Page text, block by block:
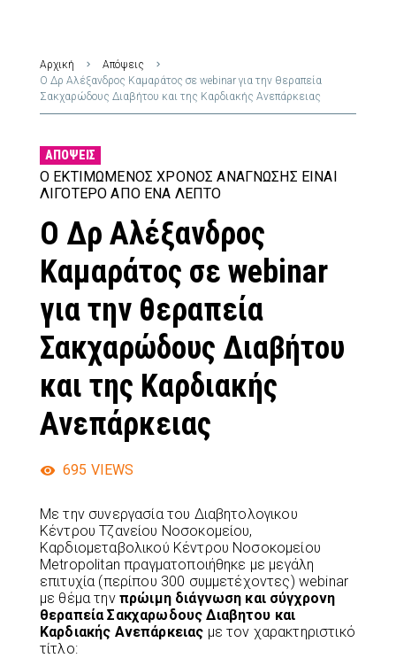
Αρχική
Απόψεις
Ο Δρ Αλέξανδρος Καμαράτος σε webinar για την θεραπεία
Σακχαρώδους Διαβήτου και της Καρδιακής Ανεπάρκειας
ΑΠΌΨΕΙΣ
Ο ΕΚΤΙΜΏΜΕΝΟΣ ΧΡΌΝΟΣ ΑΝΆΓΝΩΣΗΣ ΕΊΝΑΙ
ΛΙΓΌΤΕΡΟ ΑΠΌ ΈΝΑ ΛΕΠΤΌ
Ο Δρ Αλέξανδρος
Καμαράτος σε webinar
για την θεραπεία
Σακχαρώδους Διαβήτου
και της Καρδιακής
Ανεπάρκειας
695 VIEWS
Με την συνεργασία του Διαβητολογικου
Κέντρου Τζανείου Νοσοκομείου,
Καρδιομεταβολικού Κέντρου Νοσοκομείου
Metropolitan πραγματοποιήθηκε με μεγάλη
επιτυχία (περίπου 300 συμμετέχοντες) webinar
με θέμα την πρώιμη διάγνωση και σύγχρονη
θεραπεία Σακχαρωδους Διαβητου και
Καρδιακής Ανεπάρκειας με τον χαρακτηριστικό
τίτλο: